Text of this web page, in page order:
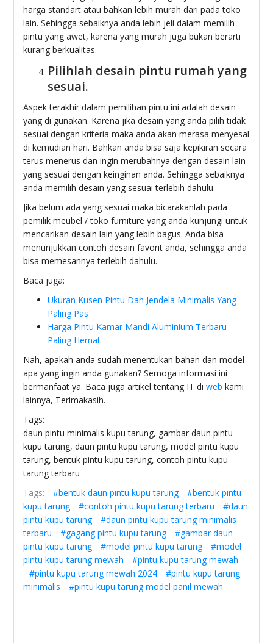
harga standart atau bahkan lebih murah dari pada toko
lain. Sehingga sebaiknya anda lebih jeli dalam memilih
pintu yang awet, karena yang murah juga bukan berarti
kurang berkualitas.
Pilihlah desain pintu rumah yang
sesuai.
Aspek terakhir dalam pemilihan pintu ini adalah desain
yang di gunakan. Karena jika desain yang anda pilih tidak
sesuai dengan kriteria maka anda akan merasa menyesal
di kemudian hari. Bahkan anda bisa saja kepikiran secara
terus menerus dan ingin merubahnya dengan desain lain
yang sesuai dengan keinginan anda. Sehingga sebaiknya
anda memilih desain yang sesuai terlebih dahulu.
Jika belum ada yang sesuai maka bicarakanlah pada
pemilik meubel / toko furniture yang anda kunjungi untuk
mencarikan desain lain yang lebih bagus. Anda bisa
menunjukkan contoh desain favorit anda, sehingga anda
bisa memesannya terlebih dahulu.
Baca juga:
Ukuran Kusen Pintu Dan Jendela Minimalis Yang
Paling Pas
Harga Pintu Kamar Mandi Aluminium Terbaru
Paling Hemat
Nah, apakah anda sudah menentukan bahan dan model
apa yang ingin anda gunakan? Semoga informasi ini
bermanfaat ya. Baca juga artikel tentang IT diweb kami
lainnya, Terimakasih.
Tags:
daun pintu minimalis kupu tarung, gambar daun pintu
kupu tarung, daun pintu kupu tarung, model pintu kupu
tarung, bentuk pintu kupu tarung, contoh pintu kupu
tarung terbaru
Tags:
#bentuk daun pintu kupu tarung
#bentuk pintu
kupu tarung
#contoh pintu kupu tarung terbaru
#daun
pintu kupu tarung
#daun pintu kupu tarung minimalis
terbaru
#gagang pintu kupu tarung
#gambar daun
pintu kupu tarung
#model pintu kupu tarung
#model
pintu kupu tarung mewah
#pintu kupu tarung mewah
#pintu kupu tarung mewah 2024
#pintu kupu tarung
minimalis
#pintu kupu tarung model panil mewah